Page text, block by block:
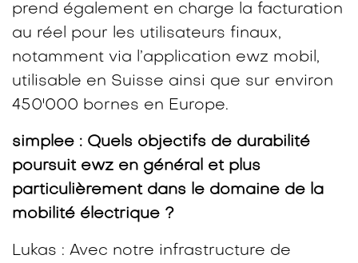
prend également en charge la facturation
au réel pour les utilisateurs finaux,
notamment via l’application ewz mobil,
utilisable en Suisse ainsi que sur environ
450'000 bornes en Europe.
simplee : Quels objectifs de durabilité
poursuit ewz en général et plus
particulièrement dans le domaine de la
mobilité électrique ?
Lukas : Avec notre infrastructure de